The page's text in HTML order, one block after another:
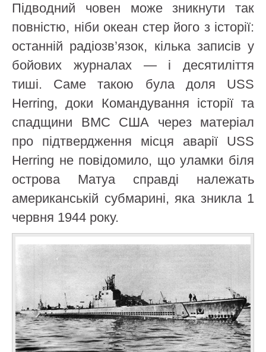
Підводний човен може зникнути так
повністю, ніби океан стер його з історії:
останній радіозв’язок, кілька записів у
бойових журналах — і десятиліття
тиші. Саме такою була доля USS
Herring, доки Командування історії та
спадщини ВМС США через матеріал
про підтвердження місця аварії USS
Herring не повідомило, що уламки біля
острова Матуа справді належать
американській субмарині, яка зникла 1
червня 1944 року.